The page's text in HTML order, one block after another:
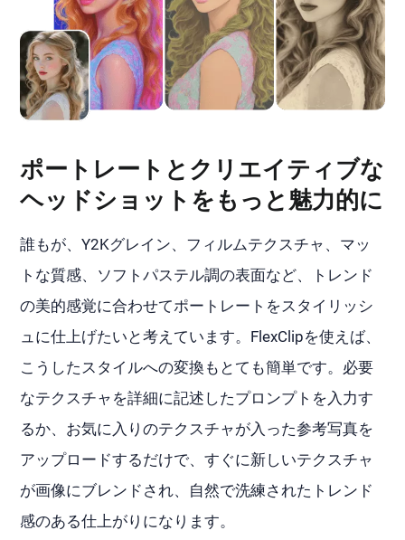
ポートレートとクリエイティブな
ヘッドショットをもっと魅力的に
誰もが、Y2Kグレイン、フィルムテクスチャ、マッ
トな質感、ソフトパステル調の表面など、トレンド
の美的感覚に合わせてポートレートをスタイリッシ
ュに仕上げたいと考えています。FlexClipを使えば、
こうしたスタイルへの変換もとても簡単です。必要
なテクスチャを詳細に記述したプロンプトを入力す
るか、お気に入りのテクスチャが入った参考写真を
アップロードするだけで、すぐに新しいテクスチャ
が画像にブレンドされ、自然で洗練されたトレンド
感のある仕上がりになります。